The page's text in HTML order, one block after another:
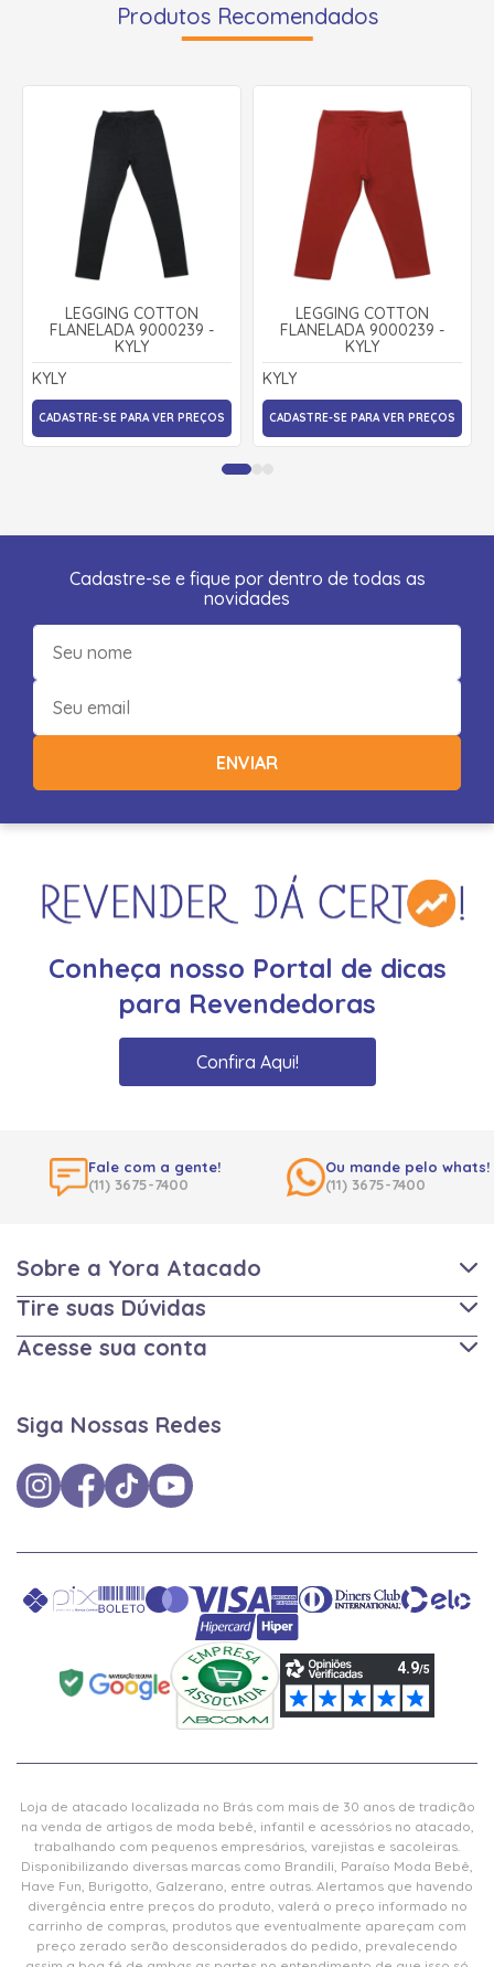
Produtos Recomendados
LEGGING COTTON
FLANELADA 9000239 -
KYLY
KYLY
CADASTRE-SE PARA VER PREÇOS
LEGGING COTTON
FLANELADA 9000239 -
KYLY
KYLY
CADASTRE-SE PARA VER PREÇOS
Cadastre-se e fique por dentro de todas as
novidades
ENVIAR
Conheça nosso Portal de dicas
para Revendedoras
Confira Aqui!
Fale com a gente!
(11) 3675-7400
Ou mande pelo whats!
(11) 3675-7400
Sobre a Yora Atacado
Tire suas Dúvidas
Acesse sua conta
Siga Nossas Redes
Loja de atacado localizada no Brás com mais de 30 anos de tradição
na venda de artigos de moda bebê, infantil e acessórios no atacado,
trabalhando com pequenos empresários, varejistas e sacoleiras.
Disponibilizando diversas marcas como Brandili, Paraíso Moda Bebê,
Have Fun, Burigotto, Galzerano, entre outras. Alertamos que havendo
divergência entre preços do produto, valerá o preço informado no
carrinho de compras, produtos que eventualmente apareçam com
preço zerado serão desconsiderados do pedido, prevalecendo